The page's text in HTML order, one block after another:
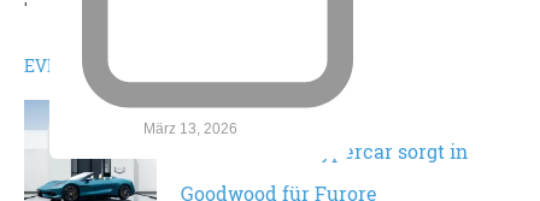
März 13, 2026
'
EVENTS
DENZA Z – E-Hypercar sorgt in
Goodwood für Furore